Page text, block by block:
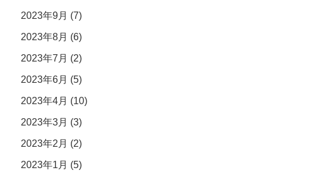
2023年9月 (7)
2023年8月 (6)
2023年7月 (2)
2023年6月 (5)
2023年4月 (10)
2023年3月 (3)
2023年2月 (2)
2023年1月 (5)